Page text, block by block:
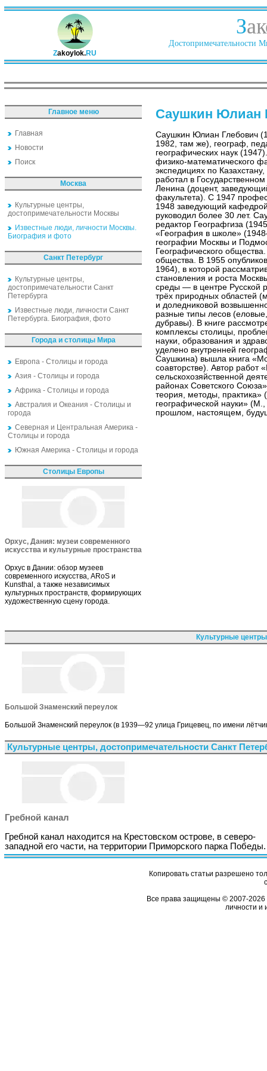
Zakoylok.RU
З
Достопримечательности
Главное меню
Главная
Новости
Поиск
Москва
Культурные центры,
достопримечательности Москвы
Известные люди, личности Москвы.
Биография и фото
Санкт Петербург
Культурные центры,
достопримечательности Санкт
Петербурга
Известные люди, личности Санкт
Петербурга. Биография, фото
Города и столицы Мира
Европа - Столицы и города
Азия - Столицы и города
Африка - Столицы и города
Австралия и Океания - Столицы и
города
Северная и Центральная Америка -
Столицы и города
Южная Америка - Столицы и города
Столицы Европы
Орхус, Дания: музеи современного
искусства и культурные пространства
Орхус в Дании: обзор музеев
современного искусства, ARoS и
Kunsthal, а также независимых
культурных пространств, формирующих
художественную сцену города.
Саушкин Юлиан
Саушкин Юлиан Глебович
1982, там же), географ,
географических наук
физико-математического
экспедициях по
работал в
Ленина (доцент,
факультета). С 1947
1948 заведующий
руководил более 30 лет.
редактор Географгиза
«География в школе»
географии Москвы и
Географического
общества. В 1955
1964), в которой
становления и роста
среды — в центре Русской
трёх природных областей
и доледниковой
разные типы лесов
дубравы). В книге
комплексы столицы,
науки, образования и
уделено внутренней
Саушкина) вышла книга
соавторстве). Автор работ
сельскохозяйственной
районах Советского
теория, методы,
географической науки»
прошлом, настоящем,
Культурные
Большой Знаменский переулок
Большой Знаменский переулок (в 1939—92 улица Грицевец, по имени
Культурные центры, достопримечательности Санкт
Гребной канал
Гребной канал находится на Крестовском острове, в северо-
западной его части, на территории Приморского парка Победы.
Копировать статьи разрешено
Все права защищены © 2007-2026
личности и